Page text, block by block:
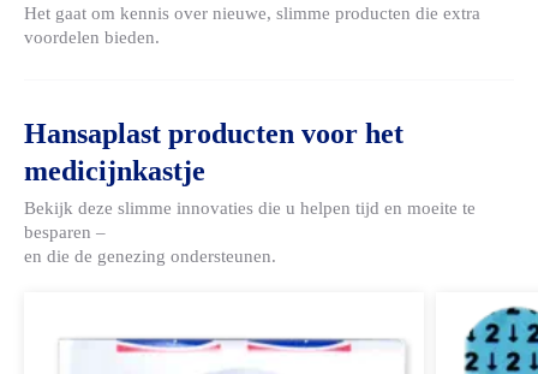
Het gaat om kennis over nieuwe, slimme producten die extra
voordelen bieden.
Hansaplast producten voor het
medicijnkastje
Bekijk deze slimme innovaties die u helpen tijd en moeite te
besparen –
en die de genezing ondersteunen.